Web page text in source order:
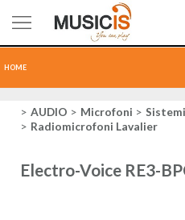
HOME
CHITARREAUDIO Microfoni
Radiomicrofoni Lavalier
Electro-Voice RE3-